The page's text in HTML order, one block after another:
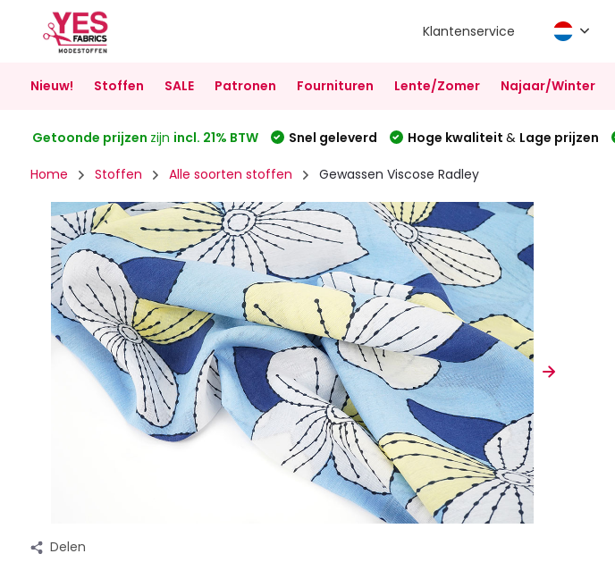
Klantenservice
Nieuw! Stoffen SALE Patronen Fournituren Lente/Zomer Najaar/Winter
Getoonde prijzen zijn incl. 21% BTW Snel geleverd Hoge kwaliteit & Lage prijzen
Home Stoffen Alle soorten stoffen Gewassen Viscose Radley
Delen